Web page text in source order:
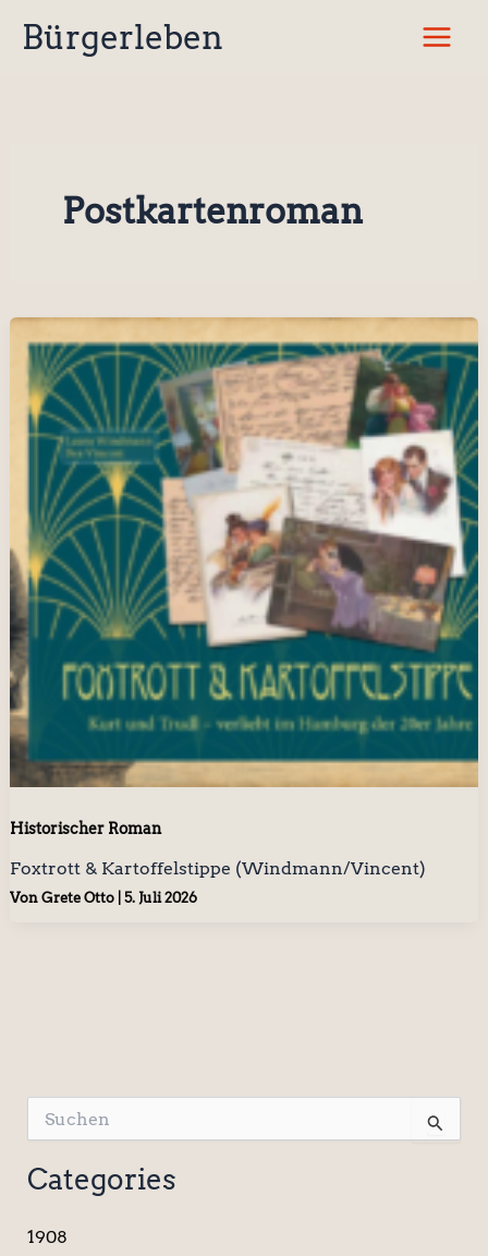
InhaltBürgerleben
Postkartenroman
Historischer Roman
Foxtrott & Kartoffelstippe (Windmann/Vincent)
Von Grete Otto 5. Juli 2026
u
c
h
n
Categories
1908